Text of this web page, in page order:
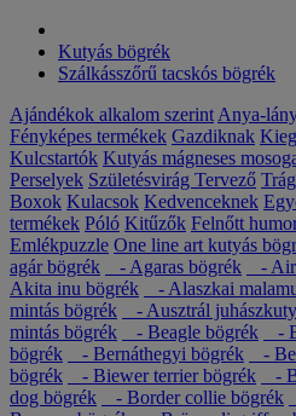
Kutyás bögrék
Szálkásszőrű tacskós bögrék
Ajándékok alkalom szerint Anya-
Fényképes termékek Gazdiknak
Kulcstartók Kutyás mágneses
Perselyek Születésvirág Tervező
Boxok Kulacsok Kedvenceknek
termékek Póló Kitűzők Felnőtt
Emlékpuzzle One line art kutyás
agár bögrék
- Agaras bögrék -
Akita inu bögrék
- Alaszkai
mintás bögrék
- Ausztrál
mintás bögrék
- Beagle bögrék
-
bögrék
- Bernáthegyi bögrék -
bögrék
- Biewer terrier bögrék -
dog bögrék
- Border collie bögrék